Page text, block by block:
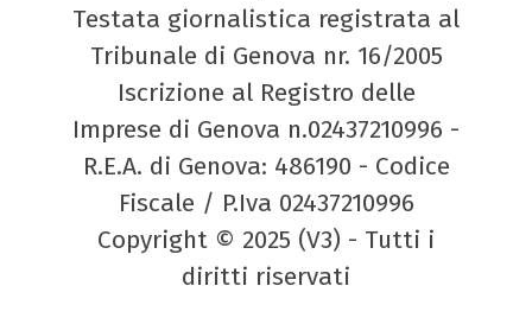
Testata giornalistica registrata al
Tribunale di Genova nr. 16/2005
Iscrizione al Registro delle
Imprese di Genova n.02437210996 -
R.E.A. di Genova: 486190 - Codice
Fiscale / P.Iva 02437210996
Copyright © 2025 (V3) - Tutti i
diritti riservati